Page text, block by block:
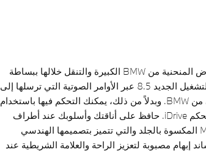
يمكنك تشغيل شاشة العرض المنحنية من BMW الكبيرة والتنقل خلالها ببساطة
وسهولة باستخدام نظام التشغيل الجديد 8.5 عبر الأوامر الصوتية التي ترسلها إلى
المساعد الشخصي الذكي من BMW. وبدلاً من ذلك، يمكنك التحكم فيها باستخدام
شاشة اللمس أو وحدة التحكم iDrive. حافظ على أناقتك وأسلوبك عند أطراف
أصابعك مع عجلة القيادة M المكسوة بالجلد والتي تتميز بتصميمها الهندسي
إبهام مصبوبة لتعزيز الراحة والعلامة الشريطية عند